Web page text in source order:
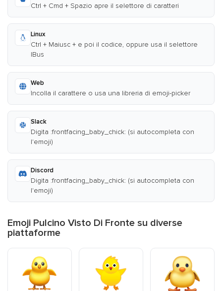
Ctrl + Cmd + Spazio apre il selettore di caratteri
Linux
Ctrl + Maiusc + e poi il codice, oppure usa il selettore
IBus
Web
Incolla il carattere o usa una libreria di emoji-picker
Slack
Digita :frontfacing_baby_chick: (si autocompleta con
l'emoji)
Discord
Digita :frontfacing_baby_chick: (si autocompleta con
l'emoji)
Emoji Pulcino Visto Di Fronte su diverse
piattaforme